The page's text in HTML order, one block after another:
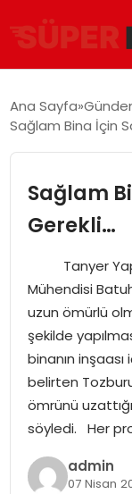
GÜNDEM
DÜNYA
EĞITIM
EKONOMI
MAGAZIN
SAĞLIK
SIYASET
SPOR
Ana Sayfa
Sağlam Bina İçin
Sağlam
Gerekli…
Tanyer
Mühendisi
uzun ömürlü
şekilde
binanın
belirten
ömrünü
söyledi. Her
admin
07 Nisan